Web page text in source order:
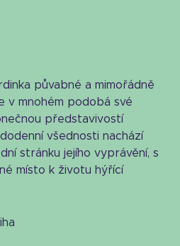
půvabné a mimořádně
v mnohém podobá své
představivostí
všednosti nachází
stránku jejího vyprávění, s
místo k životu hýřící